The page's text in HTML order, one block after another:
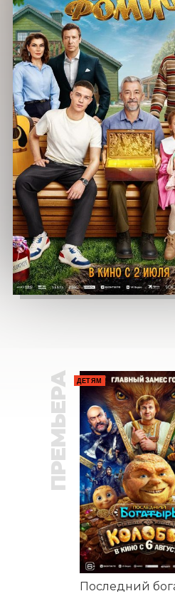
ПРЕМЬЕРА ДЕТЯМ